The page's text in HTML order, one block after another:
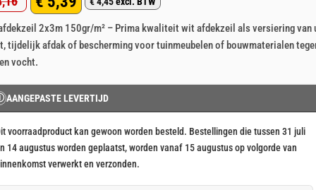
klant
2x3m 150gr/m² – Prima kwaliteit wit afdekzeil als versiering van
tijdelijk afdak of bescherming voor tuinmeubelen of bouwmaterialen
vocht.
AANGEPASTE LEVERTIJD
voorraadproduct kan gewoon worden besteld. Bestellingen die tussen 31 juli
14 augustus worden geplaatst, worden vanaf 15 augustus op volgorde van
verwerkt en verzonden.